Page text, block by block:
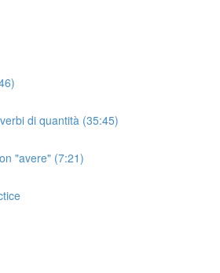
di quantità (35:45)
"avere" (7:21)